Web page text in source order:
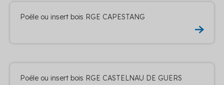
Poêle ou insert bois RGE CAPESTANG
Poêle ou insert bois RGE CASTELNAU DE GUERS